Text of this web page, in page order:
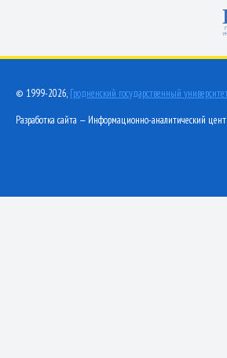
© 1999-2026, Гродненский государственный
Разработка сайта — Информационно-аналитический